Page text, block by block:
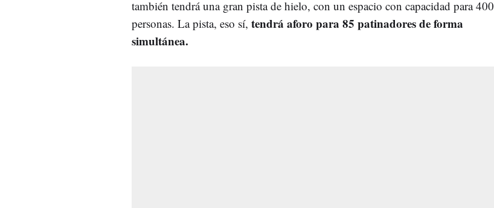
también tendrá una gran pista de hielo, con un espacio con capacidad para 400
personas. La pista, eso sí, tendrá aforo para 85 patinadores de forma
simultánea.